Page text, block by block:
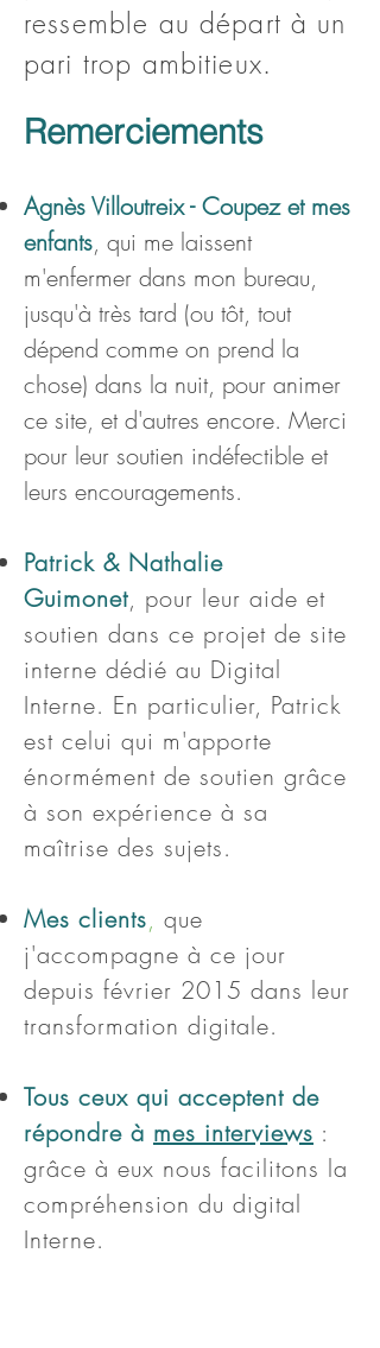
ressemble au départ à un
pari trop ambitieux.
Remerciements
Agnès Villoutreix - Coupez et mes
enfants, qui me laissent
m'enfermer dans mon bureau,
jusqu'à très tard (ou tôt, tout
dépend comme on prend la
chose) dans la nuit, pour animer
ce site, et d'autres encore. Merci
pour leur soutien indéfectible et
leurs encouragements.
Patrick & Nathalie
Guimonet, pour leur aide et
soutien dans ce projet de site
interne dédié au Digital
Interne. En particulier, Patrick
est celui qui m'apporte
énormément de soutien grâce
à son expérience à sa
maîtrise des sujets.
Mes clients, que
j'accompagne à ce jour
depuis février 2015 dans leur
transformation digitale.
Tous ceux qui acceptent de
répondre à mes interviews :
grâce à eux nous facilitons la
compréhension du digital
Interne.